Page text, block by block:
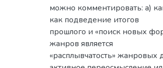
можно комментировать: а)
как подведение итогов
прошлого и «поиск новых
жанров является
«расплывчатость»